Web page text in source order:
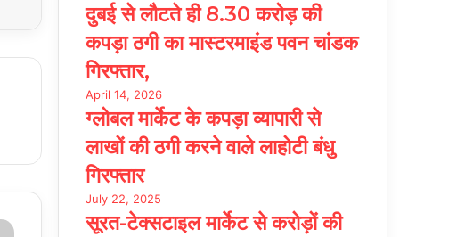
दुबई से लौटते ही 8.30 करोड़ की
कपड़ा ठगी का मास्टरमाइंड पवन चांडक
गिरफ्तार,
April 14, 2026
ग्लोबल मार्केट के कपड़ा व्यापारी से
लाखों की ठगी करने वाले लाहोटी बंधु
गिरफ्तार
July 22, 2025
सूरत-टेक्सटाइल मार्केट से करोड़ों की